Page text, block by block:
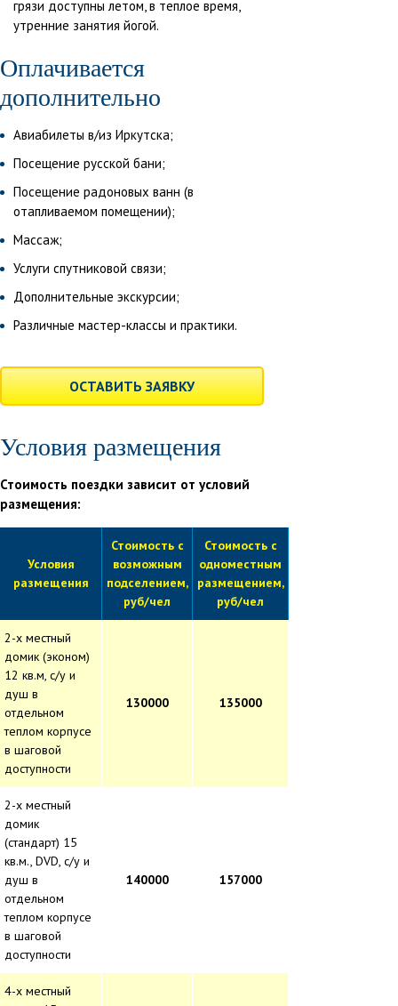
грязи доступны летом, в теплое время,
утренние занятия йогой.
Оплачивается
дополнительно
Авиабилеты в/из Иркутска;
Посещение русской бани;
Посещение радоновых ванн (в
отапливаемом помещении);
Массаж;
Услуги спутниковой связи;
Дополнительные экскурсии;
Различные мастер-классы и практики.
ОСТАВИТЬ ЗАЯВКУ
Условия размещения
Стоимость поездки зависит от условий
размещения:
Условия
размещения
Стоимость с
возможным
подселением,
руб/чел
Стоимость с
одноместным
размещением,
руб/чел
2-х местный
домик (эконом)
12 кв.м, с/у и
душ в
отдельном
теплом корпусе
в шаговой
доступности
130000 135000
2-х местный
домик
(стандарт) 15
кв.м., DVD, с/у и
душ в
отдельном
теплом корпусе
в шаговой
доступности
140000 157000
4-х местный